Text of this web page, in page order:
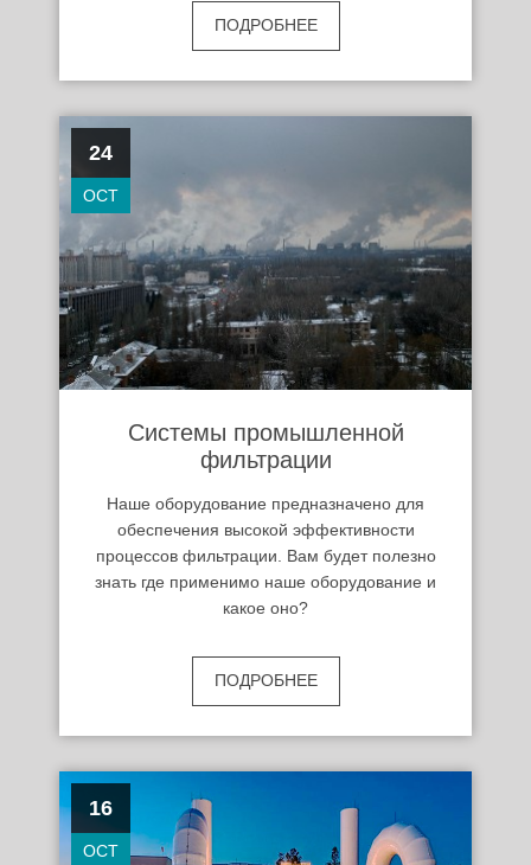
ПОДРОБНЕЕ
24
OCT
Системы промышленной
фильтрации
Наше оборудование предназначено для
обеспечения высокой эффективности
процессов фильтрации. Вам будет полезно
знать где применимо наше оборудование и
какое оно?
ПОДРОБНЕЕ
16
OCT